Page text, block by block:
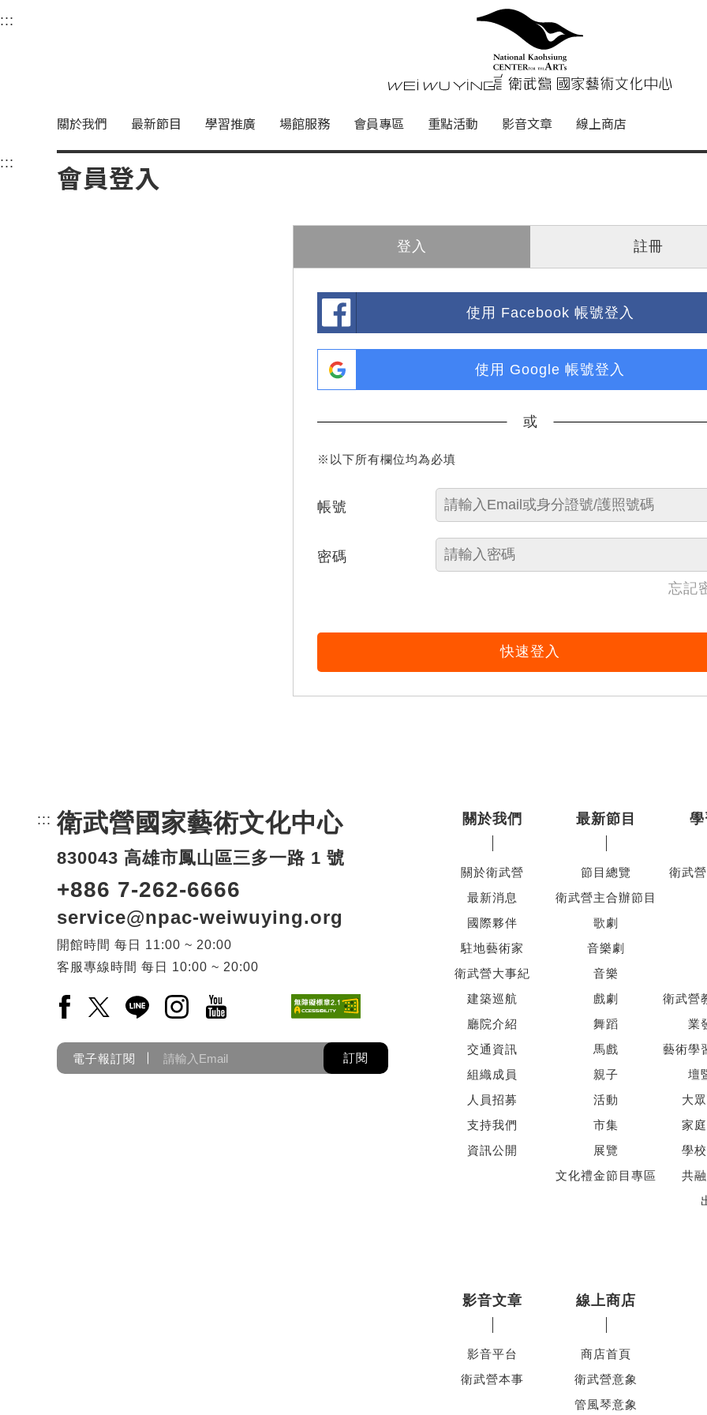
衛武營國家藝術文化中心
中央內容區塊，為本頁主要內容區。
::: 衛武營國家藝術文
關於我們 最新節目 學習推廣 場館服務 會員專區 重點活動 影音文章 線上商店
::: 中央內容區塊，為本頁主要內容區。
會員登入
登入 註冊
使用 Facebook 帳號登入
使用 Google 帳號登入
或
※以下所有欄位均為必填
帳號
密碼
忘記
快速登入
::: 頁尾網站資訊。
衛武營國家藝術文化中心
830043 高雄市鳳山區三多一路 1 號
+886 7-262-6666
service@npac-weiwuying.org
開館時間 每日
11:00 ~ 20:00
客服專線時間 每日 10:00 ~ 20:00
Facebook(另開新視窗)
X(另開新視窗)
LINE(另開新視窗)
Instagram(另開新視窗)
YouTube(另開新視窗)
電子報訂閱 訂閱
關於我們
關於衛武營
最新消息
國際夥伴
駐地藝術家
衛武營大事紀
建築巡航
廳院介紹
交通資訊
組織成員
人員招募
支持我們
資訊公開
最新節目
節目總覽
衛武營主合辦節目
歌劇
音樂劇
音樂
戲劇
舞蹈
馬戲
親子
活動
市集
展覽
文化禮金節目專區
衛武
衛武營
業
藝術學
壇
大
家
學
共
影音文章
影音平台
衛武營本事
線上商店
商店首頁
衛武營意象
管風琴意象